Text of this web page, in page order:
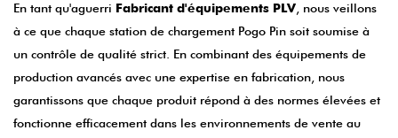
En tant qu'aguerri Fabricant d'équipements PLV, nous veillons
à ce que chaque station de chargement Pogo Pin soit soumise à
un contrôle de qualité strict. En combinant des équipements de
production avancés avec une expertise en fabrication, nous
garantissons que chaque produit répond à des normes élevées et
fonctionne efficacement dans les environnements de vente au